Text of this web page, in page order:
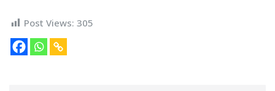
Post Views: 305